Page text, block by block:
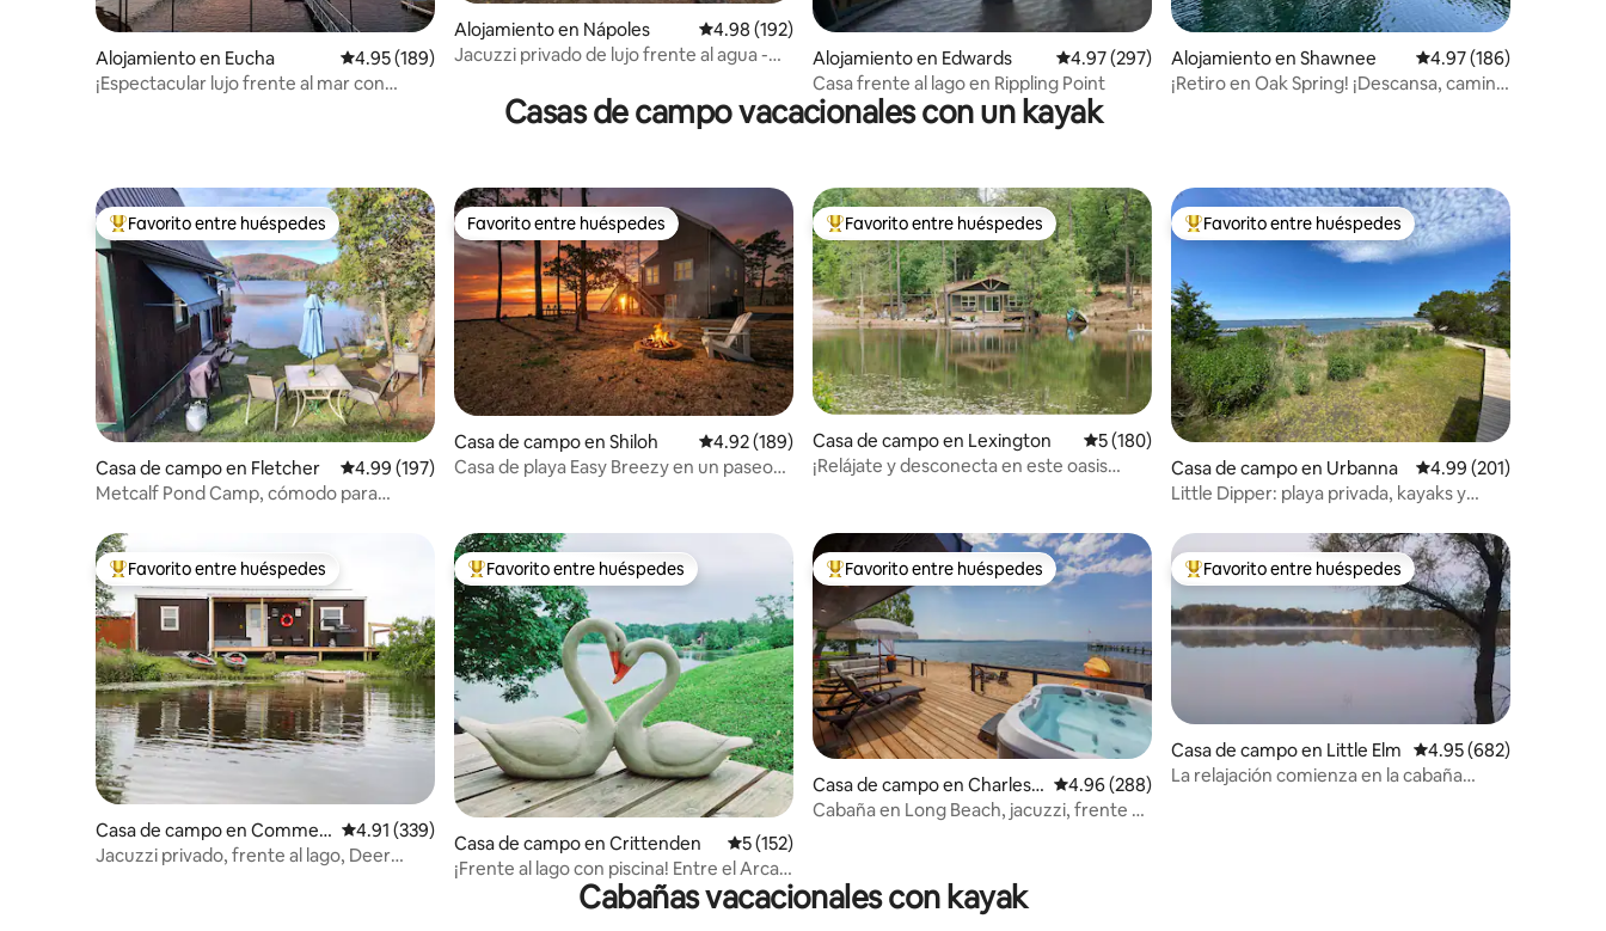
Alojamiento en Eucha Calificación promedio: 4.95 de 5, 189 reseñas
4.95 (189)
¡Espectacular lujo frente al mar con
Alojamiento en Nápoles Calificación promedio: 4.98 de 5, 192 reseñas
4.98 (192)
Jacuzzi privado de lujo frente al agua -
Alojamiento en Edwards Calificación promedio: 4.97 de 5, 297 reseñas
4.97 (297)
Casa frente al lago en Rippling Point
Alojamiento en Shawnee Calificación promedio:
4.97 (186)
¡Retiro en Oak Spring! ¡Descansa, camina,
Casas de campo vacacionales con un kayak
Favorito entre huéspedes preferido
Favorito entre huéspedes
Casa de campo en Fletcher Calificación promedio: 4.99 de 5, 197 reseñas
4.99 (197)
Metcalf Pond Camp, cómodo para
Favorito entre huéspedes
Favorito entre huéspedes
Casa de campo en Shiloh Calificación promedio: 4.92 de 5, 189 reseñas
4.92 (189)
Casa de playa Easy Breezy en un paseo
Favorito entre huéspedes preferido
Favorito entre huéspedes
Casa de campo en Lexington Calificación promedio: 5 de 5, 180 reseñas
5 (180)
¡Relájate y desconecta en este oasis
Favorito entre huéspedes preferido
Favorito entre huéspedes
Casa de campo en Urbanna Calificación promedio:
4.99 (201)
Little Dipper: playa privada, kayaks y
Favorito entre huéspedes preferido
Favorito entre huéspedes
Casa de campo en Commer
ce
Calificación promedio: 4.91 de 5, 339 reseñas
4.91 (339)
Jacuzzi privado, frente al lago, Deer
Favorito entre huéspedes preferido
Favorito entre huéspedes
Casa de campo en Crittenden Calificación promedio: 5 de 5, 152 reseñas
5 (152)
¡Frente al lago con piscina! Entre el Arca y
el Museo de la Creación.
Favorito entre huéspedes preferido
Favorito entre huéspedes
Casa de campo en Charlest
own
Calificación promedio: 4.96 de 5, 288 reseñas
4.96 (288)
Cabaña en Long Beach, jacuzzi, frente a
Favorito entre huéspedes preferido
Favorito entre huéspedes
Casa de campo en Little Elm Calificación promedio:
4.95 (682)
La relajación comienza en la cabaña
Cabañas vacacionales con kayak